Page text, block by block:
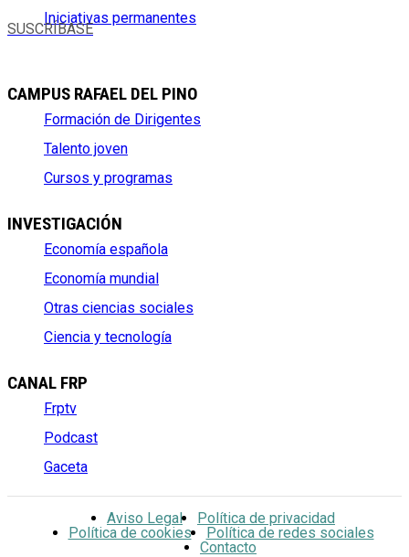
Iniciativas permanentes
SUSCRÍBASE
CAMPUS RAFAEL DEL PINO
Formación de Dirigentes
Talento joven
Cursos y programas
INVESTIGACIÓN
Economía española
Economía mundial
Otras ciencias sociales
Ciencia y tecnología
CANAL FRP
Frptv
Podcast
Gaceta
Aviso Legal
Política de privacidad
Política de cookies
Política de redes sociales
Contacto